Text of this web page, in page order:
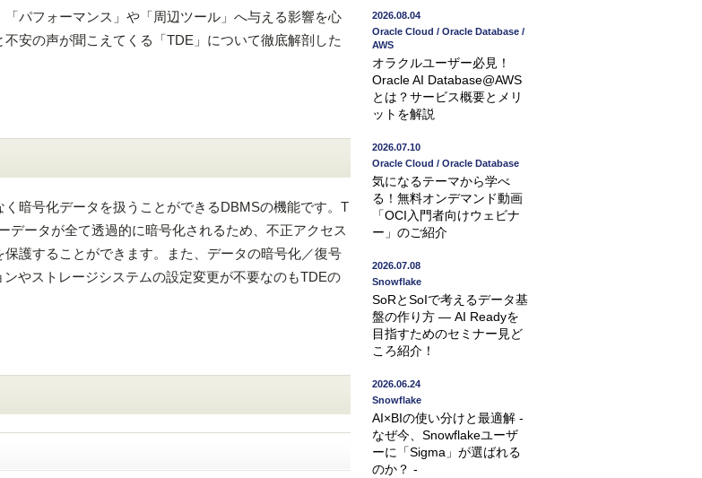
パフォーマンス」や「周辺ツール」へ与える影響を心
安の声が聞こえてくる「TDE」について徹底解剖した
暗号化データを扱うことができるDBMSの機能です。T
ータが全て透過的に暗号化されるため、不正アクセス
護することができます。また、データの暗号化／復号
やストレージシステムの設定変更が不要なのもTDEの
2026.08.04
Oracle Cloud / Oracle Database /
AWS
オラクルユーザー必見！
Oracle AI Database@AWS
とは？サービス概要とメリ
ットを解説
2026.07.10
Oracle Cloud / Oracle Database
気になるテーマから学べ
る！無料オンデマンド動画
「OCI入門者向けウェビナ
ー」のご紹介
2026.07.08
Snowflake
SoRとSoIで考えるデータ基
盤の作り方 ― AI Readyを
目指すためのセミナー見ど
ころ紹介！
2026.06.24
Snowflake
AI×BIの使い分けと最適解 -
なぜ今、Snowflakeユーザ
ーに「Sigma」が選ばれる
のか？ -